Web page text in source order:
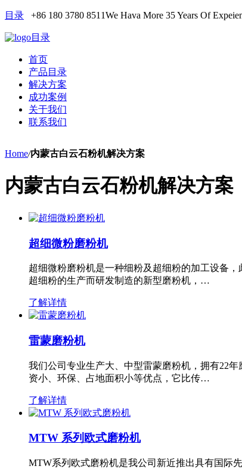
目录 +86 180 3780 8511We Hava More 35 Years Of
目录
首页
产品目录
解决方案
成功案例
关于我们
联系我们
Home/内蒙古白云石粉机解决方案
内蒙古白云石粉机解决方案
超细微粉磨粉机
超细微粉磨粉机是一种细粉及超细粉的加工设备
超细粉的生产而研发制造的新型磨粉机，…
了解详情
雷蒙磨粉机
我们公司专业生产大、中型雷蒙磨粉机，拥有22
资小、环保、占地面积小等优点，它比传…
了解详情
MTW 系列欧式磨粉机
MTW系列欧式磨粉机是我公司新近推出具有国际